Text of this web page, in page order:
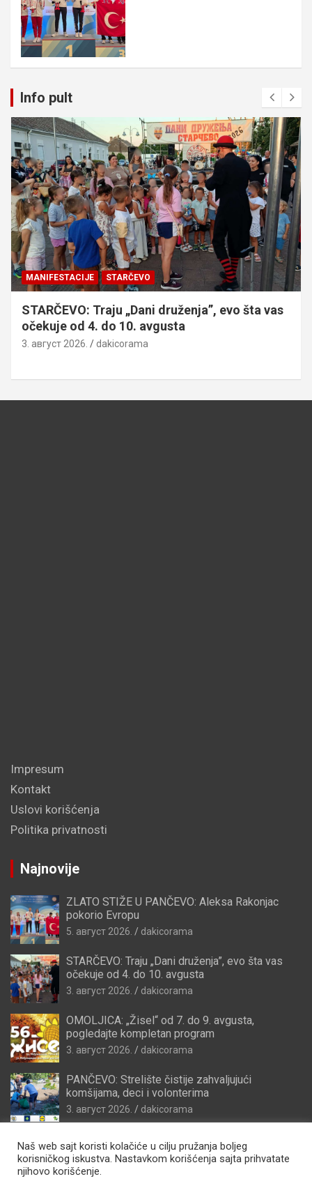
Info pult
MANIFESTACIJE STARČEVO
STARČEVO: Traju „Dani druženja”, evo šta vas
očekuje od 4. do 10. avgusta
3. август 2026. dakicorama
Impresum
Kontakt
Uslovi korišćenja
Politika privatnosti
Najnovije
ZLATO STIŽE U PANČEVO: Aleksa Rakonjac
pokorio Evropu
5. август 2026. dakicorama
STARČEVO: Traju „Dani druženja”, evo šta vas
očekuje od 4. do 10. avgusta
3. август 2026. dakicorama
OMOLJICA: „Žisel“ od 7. do 9. avgusta,
pogledajte kompletan program
3. август 2026. dakicorama
PANČEVO: Strelište čistije zahvaljujući
komšijama, deci i volonterima
3. август 2026. dakicorama
Naš web sajt koristi kolačiće u cilju pružanja boljeg
korisničkog iskustva. Nastavkom korišćenja sajta prihvatate
njihovo korišćenje.